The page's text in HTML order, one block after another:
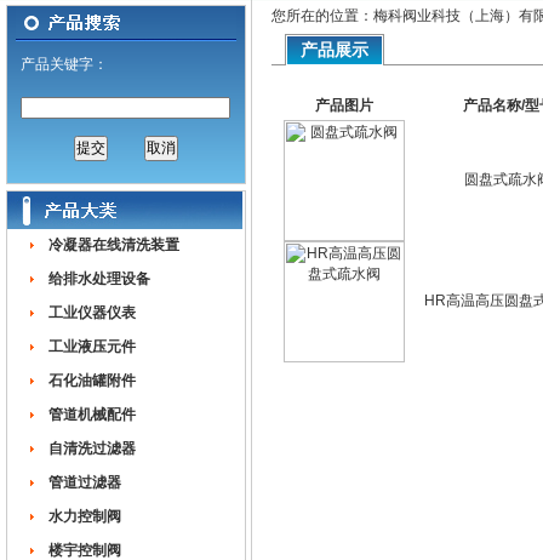
产品关键字：
冷凝器在线清洗装置
给排水处理设备
工业仪器仪表
工业液压元件
石化油罐附件
管道机械配件
自清洗过滤器
管道过滤器
水力控制阀
楼宇控制阀
您所在的位置：梅科阀业科技（上海）有
产品展示
产品图片 产品名称/型
圆盘式疏水
HR高温高压圆盘